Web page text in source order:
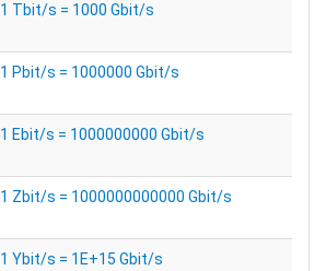
1 Tbit/s = 1000 Gbit/s
1 Pbit/s = 1000000 Gbit/s
1 Ebit/s = 1000000000 Gbit/s
1 Zbit/s = 1000000000000 Gbit/s
1 Ybit/s = 1E+15 Gbit/s